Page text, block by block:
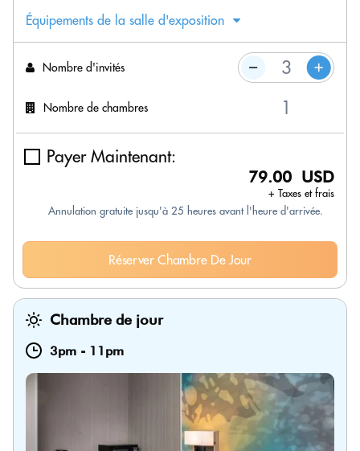
Équipements de la salle d'exposition
Nombre d'invités
Nombre de chambres
Payer Maintenant:
79.00 USD
+ Taxes et frais
Annulation gratuite jusqu'à 25 heures avant l'heure d'arrivée.
Réserver Chambre De Jour
Chambre de jour
3pm - 11pm